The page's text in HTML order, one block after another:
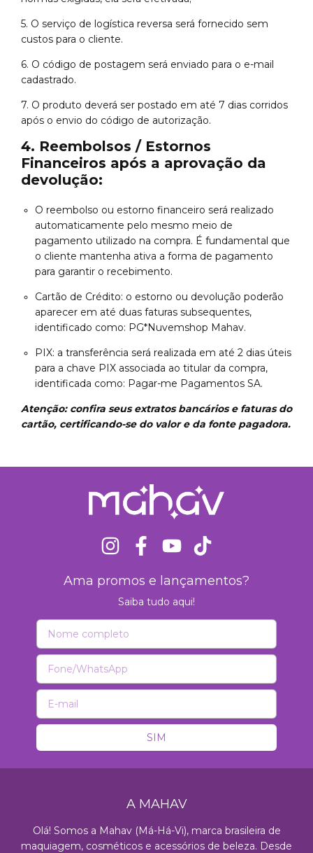
5. O serviço de logística reversa será fornecido sem
custos para o cliente.
6. O código de postagem será enviado para o e-mail
cadastrado.
7. O produto deverá ser postado em até 7 dias corridos
após o envio do código de autorização.
4. Reembolsos / Estornos
Financeiros após a aprovação da
devolução:
O reembolso ou estorno financeiro será realizado
automaticamente pelo mesmo meio de
pagamento utilizado na compra. É fundamental que
o cliente mantenha ativa a forma de pagamento
para garantir o recebimento.
Cartão de Crédito: o estorno ou devolução poderão
aparecer em até duas faturas subsequentes,
identificado como: PG*Nuvemshop Mahav.
PIX: a transferência será realizada em até 2 dias úteis
para a chave PIX associada ao titular da compra,
identificada como: Pagar-me Pagamentos SA.
Atenção: confira seus extratos bancários e faturas do
cartão, certificando-se do valor e da fonte pagadora.
Ama promos e lançamentos?
Saiba tudo aqui!
A MAHAV
Olá! Somos a Mahav (Má-Há-Vi), marca brasileira de
maquiagem, cosméticos e acessórios de beleza. Desde